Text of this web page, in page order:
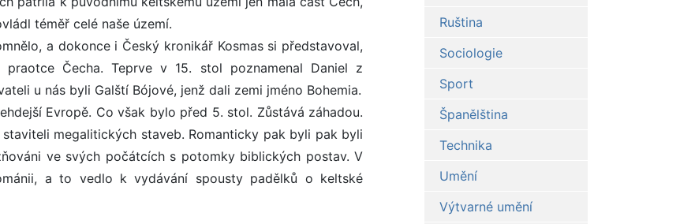
téměř celé naše území.
a dokonce i Český kronikář Kosmas si představoval,
Čecha. Teprve v 15. stol poznamenal Daniel z
u nás byli Galští Bójové, jenž dali zemi jméno Bohemia.
Evropě. Co však bylo před 5. stol. Zůstává záhadou.
megalitických staveb. Romanticky pak byli pak byli
ve svých počátcích s potomky biblických postav. V
a to vedlo k vydávání spousty padělků o keltské
Ruština
Sociologie
Sport
Španělština
Technika
Umění
Výtvarné umění